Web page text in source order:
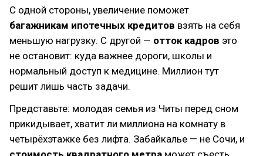
С одной стороны, увеличение поможет
багажникам ипотечных кредитов взять на себя
меньшую нагрузку. С другой — отток кадров это
не остановит: куда важнее дороги, школы и
нормальный доступ к медицине. Миллион тут
решит лишь часть задачи.
Представьте: молодая семья из Читы перед сном
прикидывает, хватит ли миллиона на комнату в
четырёхэтажке без лифта. Забайкалье — не Сочи, и